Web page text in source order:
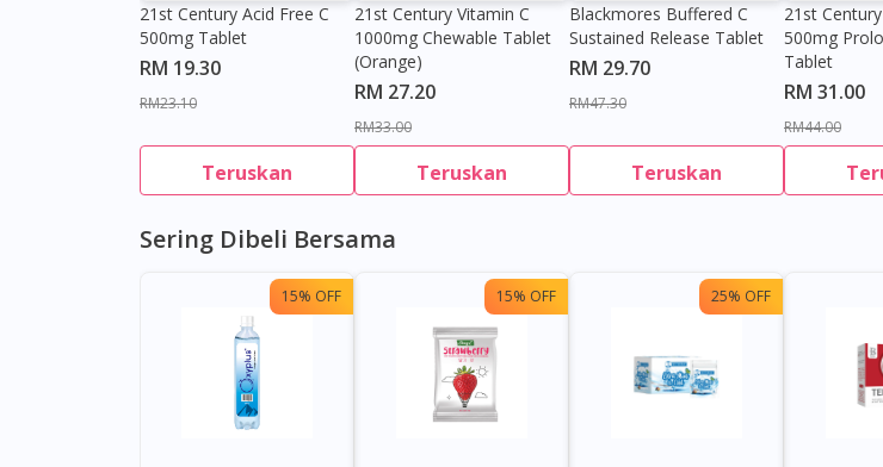
21st Century Acid Free C
500mg Tablet
RM 19.30
RM23.10
Teruskan
21st Century Vitamin C
1000mg Chewable Tablet
(Orange)
RM 27.20
RM33.00
Teruskan
Blackmores Buffered C
Sustained Release Tablet
RM 29.70
RM47.30
Teruskan
21st
500mg
Tablet
RM 31.00
RM44.00
Sering Dibeli Bersama
15% OFF 15% OFF 25% OFF